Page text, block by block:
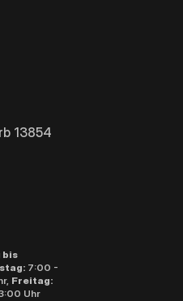
13854
bis
7:00 -
Freitag:
Uhr